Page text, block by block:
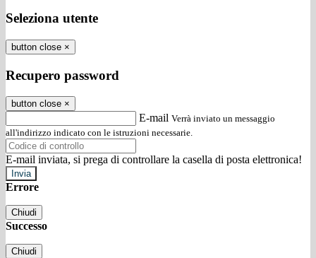
Seleziona utente
button close ×
Recupero password
button close ×
E-mail Verrà inviato un messaggio
all'indirizzo indicato con le istruzioni necessarie.
E-mail inviata, si prega di controllare la casella di posta elettronica!
Errore
Chiudi
Successo
Chiudi